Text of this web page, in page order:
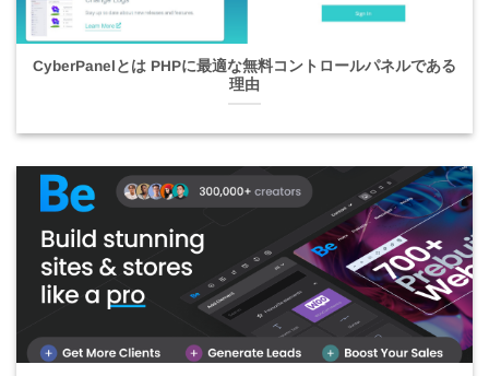
CyberPanelとは PHPに最適な無料コントロールパネルである
理由